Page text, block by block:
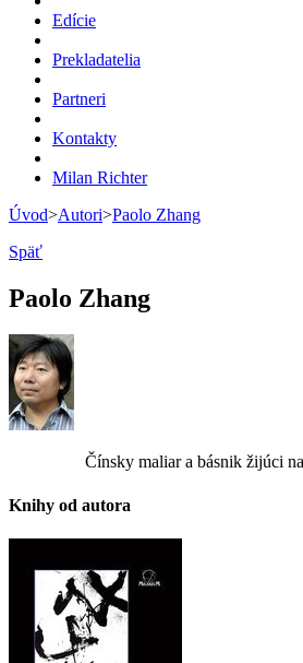
Edície
Prekladatelia
Partneri
Kontakty
Milan Richter
Úvod>Autori>Paolo Zhang
Späť
Paolo Zhang
Čínsky maliar a básnik žijúci
Knihy od autora